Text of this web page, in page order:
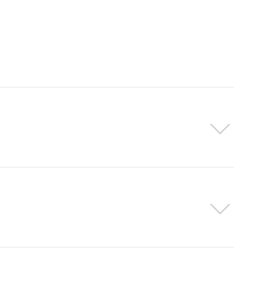
Toimituskulut